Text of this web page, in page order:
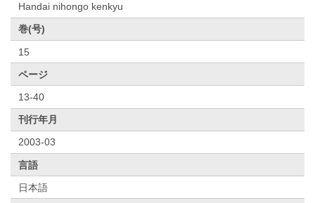
Handai nihongo kenkyu
巻(号)
15
ページ
13-40
刊行年月
2003-03
言語
日本語